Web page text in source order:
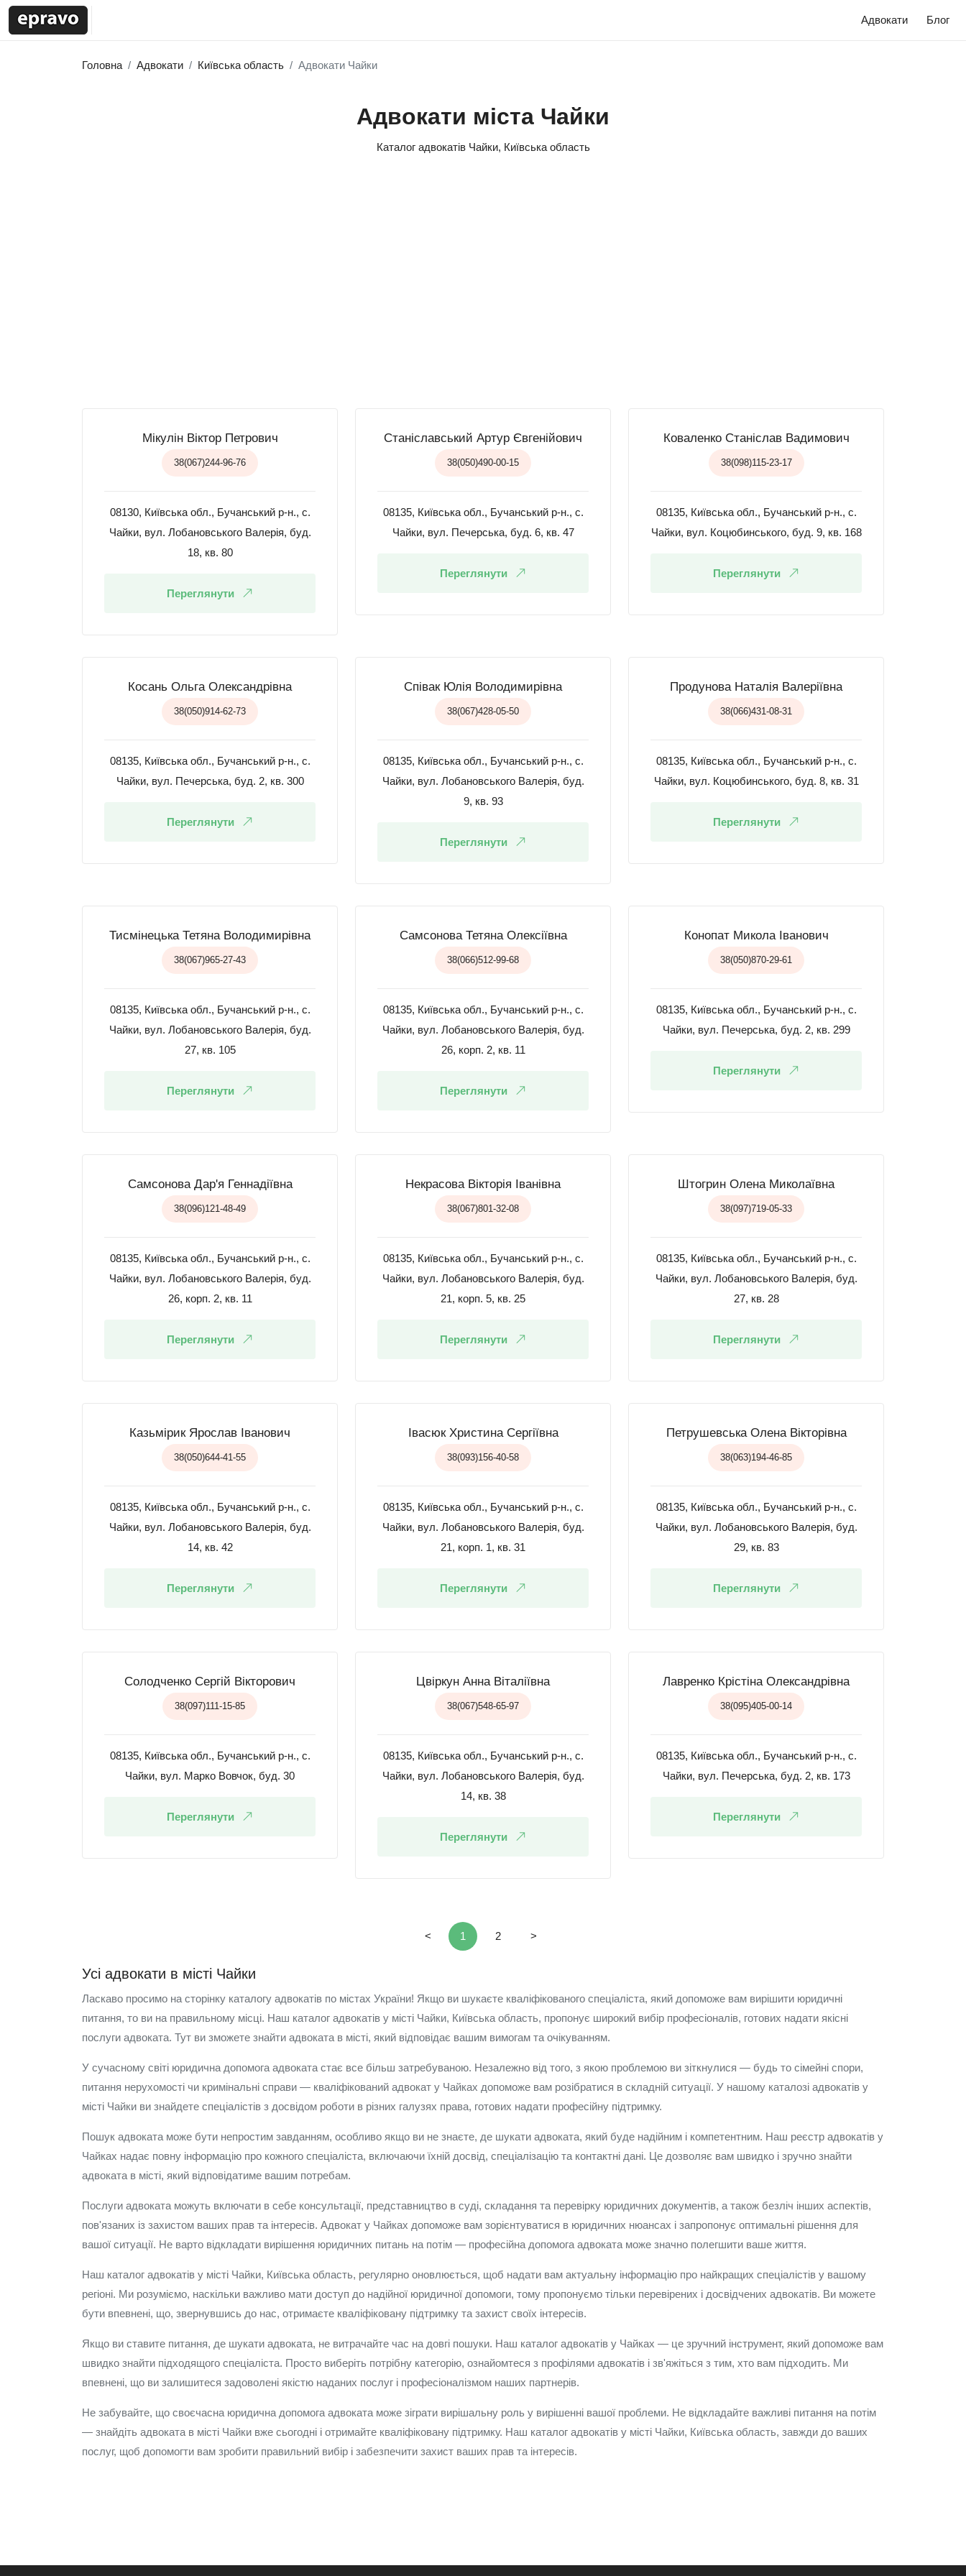
Адвокати Блог
Головна Адвокати Київська область Адвокати Чайки
Адвокати міста Чайки
Каталог адвокатів Чайки, Київська область
Мікулін Віктор Петрович
38(067)244-96-76
08130, Київська обл., Бучанський р-н., с.
Чайки, вул. Лобановського Валерія, буд.
18, кв. 80
Переглянути
Станіславський Артур Євгенійович
38(050)490-00-15
08135, Київська обл., Бучанський р-н., с.
Чайки, вул. Печерська, буд. 6, кв. 47
Переглянути
Коваленко Станіслав Вадимович
38(098)115-23-17
08135, Київська обл., Бучанський р-н., с.
Чайки, вул. Коцюбинського, буд. 9, кв. 168
Переглянути
Косань Ольга Олександрівна
38(050)914-62-73
08135, Київська обл., Бучанський р-н., с.
Чайки, вул. Печерська, буд. 2, кв. 300
Переглянути
Співак Юлія Володимирівна
38(067)428-05-50
08135, Київська обл., Бучанський р-н., с.
Чайки, вул. Лобановського Валерія, буд.
9, кв. 93
Переглянути
Продунова Наталія Валеріївна
38(066)431-08-31
08135, Київська обл., Бучанський р-н., с.
Чайки, вул. Коцюбинського, буд. 8, кв. 31
Переглянути
Тисмінецька Тетяна Володимирівна
38(067)965-27-43
08135, Київська обл., Бучанський р-н., с.
Чайки, вул. Лобановського Валерія, буд.
27, кв. 105
Переглянути
Самсонова Тетяна Олексіївна
38(066)512-99-68
08135, Київська обл., Бучанський р-н., с.
Чайки, вул. Лобановського Валерія, буд.
26, корп. 2, кв. 11
Переглянути
Конопат Микола Іванович
38(050)870-29-61
08135, Київська обл., Бучанський р-н., с.
Чайки, вул. Печерська, буд. 2, кв. 299
Переглянути
Самсонова Дар'я Геннадіївна
38(096)121-48-49
08135, Київська обл., Бучанський р-н., с.
Чайки, вул. Лобановського Валерія, буд.
26, корп. 2, кв. 11
Переглянути
Некрасова Вікторія Іванівна
38(067)801-32-08
08135, Київська обл., Бучанський р-н., с.
Чайки, вул. Лобановського Валерія, буд.
21, корп. 5, кв. 25
Переглянути
Штогрин Олена Миколаївна
38(097)719-05-33
08135, Київська обл., Бучанський р-н., с.
Чайки, вул. Лобановського Валерія, буд.
27, кв. 28
Переглянути
Казьмірик Ярослав Іванович
38(050)644-41-55
08135, Київська обл., Бучанський р-н., с.
Чайки, вул. Лобановського Валерія, буд.
14, кв. 42
Переглянути
Івасюк Христина Сергіївна
38(093)156-40-58
08135, Київська обл., Бучанський р-н., с.
Чайки, вул. Лобановського Валерія, буд.
21, корп. 1, кв. 31
Переглянути
Петрушевська Олена Вікторівна
38(063)194-46-85
08135, Київська обл., Бучанський р-н., с.
Чайки, вул. Лобановського Валерія, буд.
29, кв. 83
Переглянути
Солодченко Сергій Вікторович
38(097)111-15-85
08135, Київська обл., Бучанський р-н., с.
Чайки, вул. Марко Вовчок, буд. 30
Переглянути
Цвіркун Анна Віталіївна
38(067)548-65-97
08135, Київська обл., Бучанський р-н., с.
Чайки, вул. Лобановського Валерія, буд.
14, кв. 38
Переглянути
Лавренко Крістіна Олександрівна
38(095)405-00-14
08135, Київська обл., Бучанський р-н., с.
Чайки, вул. Печерська, буд. 2, кв. 173
Переглянути
< 1 2 >
Усі адвокати в місті Чайки
Ласкаво просимо на сторінку каталогу адвокатів по містах України! Якщо ви шукаєте кваліфікованого спеціаліста, який допоможе вам вирішити юридичні
питання, то ви на правильному місці. Наш каталог адвокатів у місті Чайки, Київська область, пропонує широкий вибір професіоналів, готових надати якісні
послуги адвоката. Тут ви зможете знайти адвоката в місті, який відповідає вашим вимогам та очікуванням.
У сучасному світі юридична допомога адвоката стає все більш затребуваною. Незалежно від того, з якою проблемою ви зіткнулися — будь то сімейні спори,
питання нерухомості чи кримінальні справи — кваліфікований адвокат у Чайках допоможе вам розібратися в складній ситуації. У нашому каталозі адвокатів у
місті Чайки ви знайдете спеціалістів з досвідом роботи в різних галузях права, готових надати професійну підтримку.
Пошук адвоката може бути непростим завданням, особливо якщо ви не знаєте, де шукати адвоката, який буде надійним і компетентним. Наш реєстр адвокатів у
Чайках надає повну інформацію про кожного спеціаліста, включаючи їхній досвід, спеціалізацію та контактні дані. Це дозволяє вам швидко і зручно знайти
адвоката в місті, який відповідатиме вашим потребам.
Послуги адвоката можуть включати в себе консультації, представництво в суді, складання та перевірку юридичних документів, а також безліч інших аспектів,
пов'язаних із захистом ваших прав та інтересів. Адвокат у Чайках допоможе вам зорієнтуватися в юридичних нюансах і запропонує оптимальні рішення для
вашої ситуації. Не варто відкладати вирішення юридичних питань на потім — професійна допомога адвоката може значно полегшити ваше життя.
Наш каталог адвокатів у місті Чайки, Київська область, регулярно оновлюється, щоб надати вам актуальну інформацію про найкращих спеціалістів у вашому
регіоні. Ми розуміємо, наскільки важливо мати доступ до надійної юридичної допомоги, тому пропонуємо тільки перевірених і досвідчених адвокатів. Ви можете
бути впевнені, що, звернувшись до нас, отримаєте кваліфіковану підтримку та захист своїх інтересів.
Якщо ви ставите питання, де шукати адвоката, не витрачайте час на довгі пошуки. Наш каталог адвокатів у Чайках — це зручний інструмент, який допоможе вам
швидко знайти підходящого спеціаліста. Просто виберіть потрібну категорію, ознайомтеся з профілями адвокатів і зв'яжіться з тим, хто вам підходить. Ми
впевнені, що ви залишитеся задоволені якістю наданих послуг і професіоналізмом наших партнерів.
Не забувайте, що своєчасна юридична допомога адвоката може зіграти вирішальну роль у вирішенні вашої проблеми. Не відкладайте важливі питання на потім
— знайдіть адвоката в місті Чайки вже сьогодні і отримайте кваліфіковану підтримку. Наш каталог адвокатів у місті Чайки, Київська область, завжди до ваших
послуг, щоб допомогти вам зробити правильний вибір і забезпечити захист ваших прав та інтересів.